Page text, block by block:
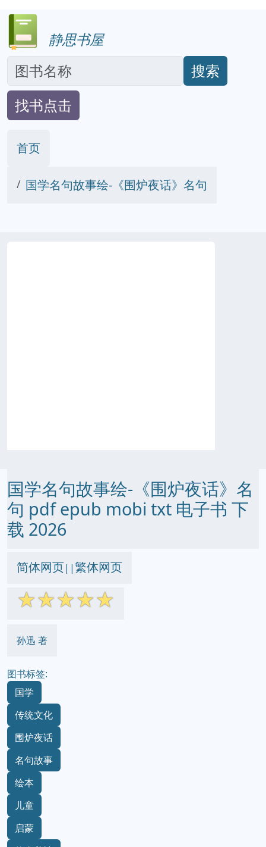
静思书屋
搜索
找书点击
首页
国学名句故事绘-《围炉夜话》名句
国学名句故事绘-《围炉夜话》名
句 pdf epub mobi txt 电子书 下
载 2026
简体网页||繁体网页
☆☆☆☆☆
孙迅 著
图书标签:
国学
传统文化
围炉夜话
名句故事
绘本
儿童
启蒙